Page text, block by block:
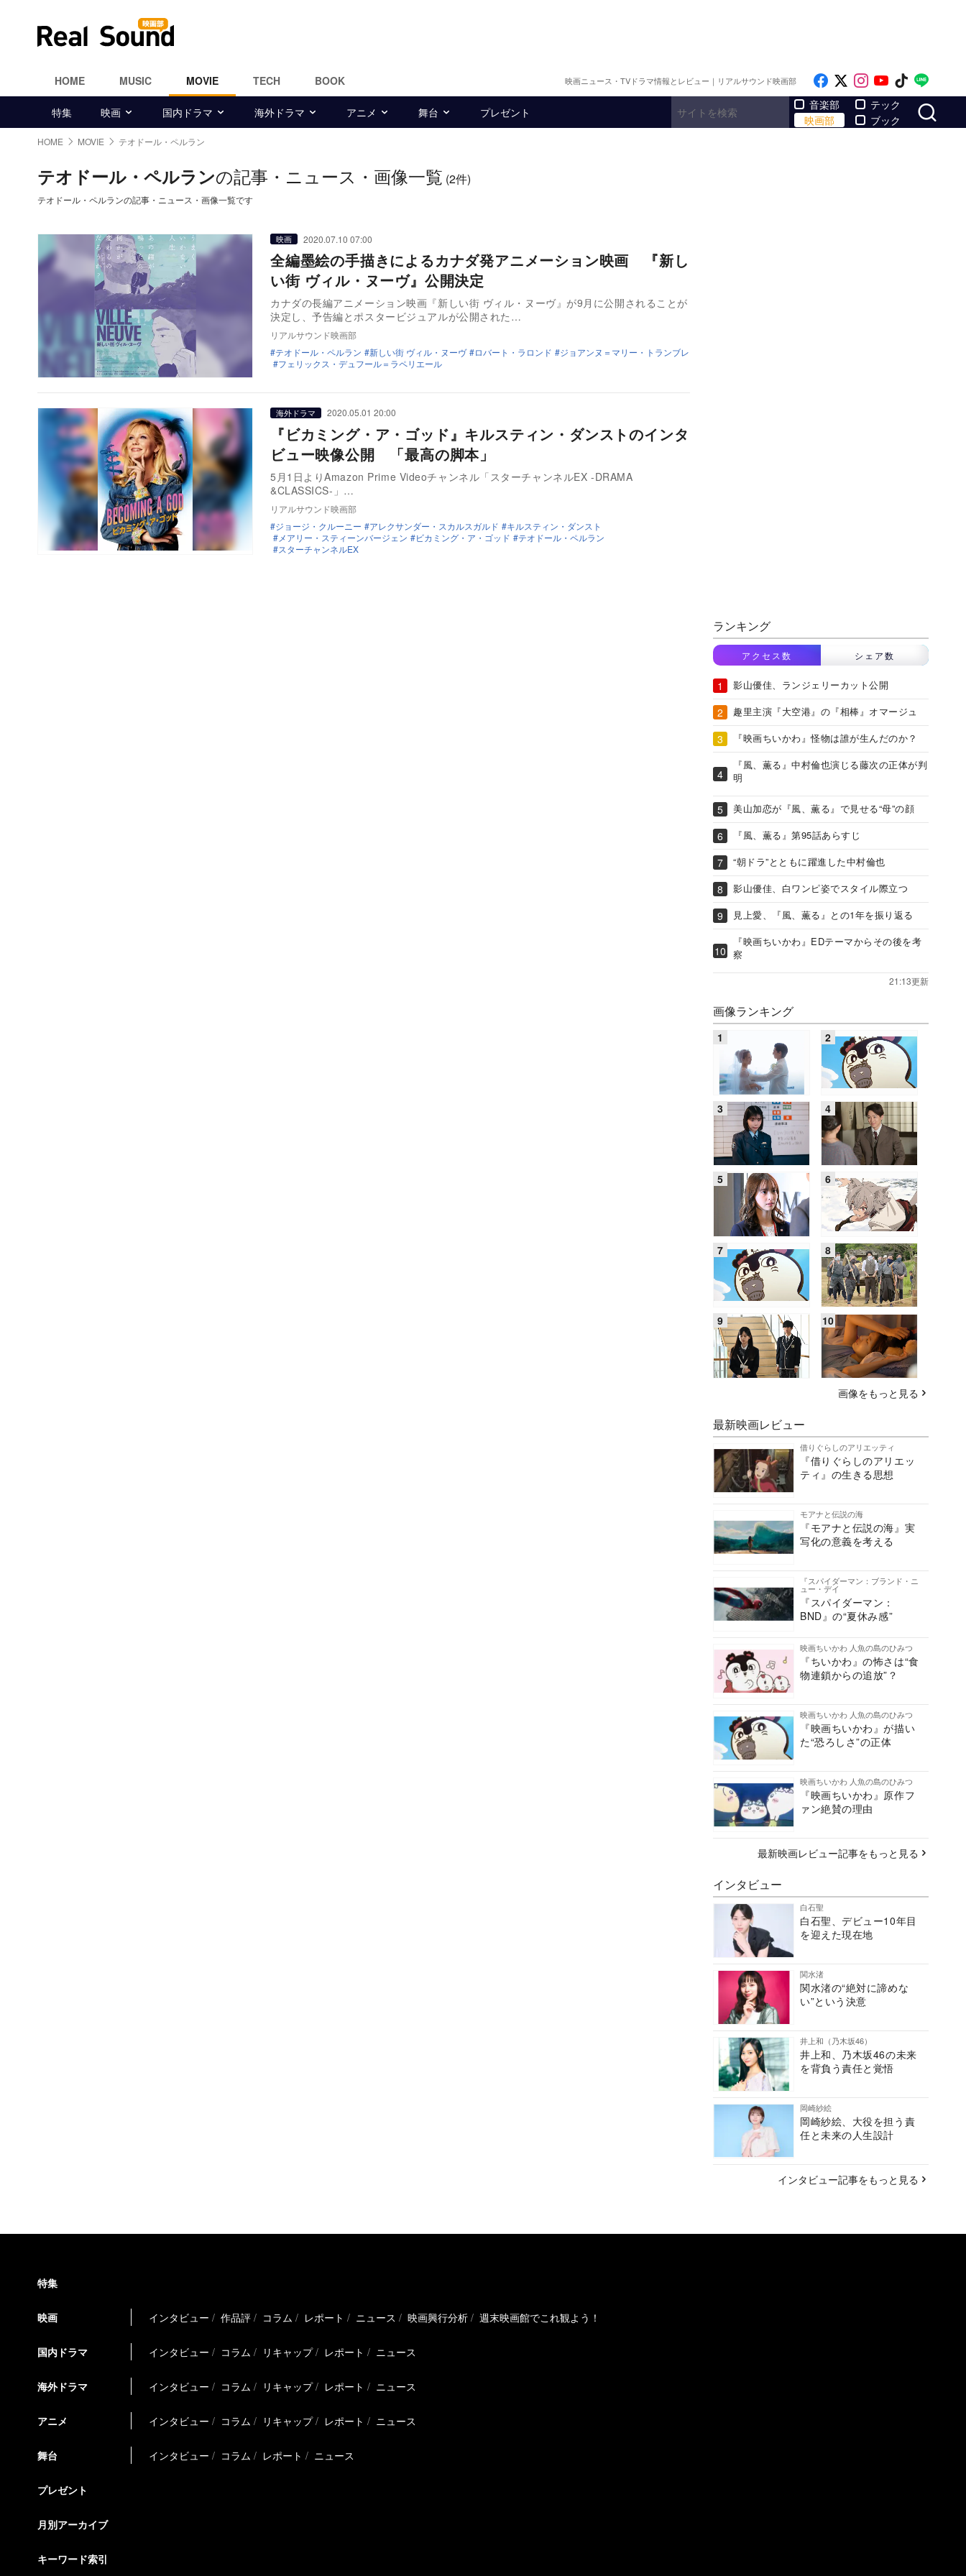
HOME MUSIC MOVIE TECH BOOK 映画ニュース・TVドラマ情報とレビュー｜リアルサウンド映画部 Like on Facebook
Follow on x
Follow on
Follow on
Follow
特集 映画 国内ドラマ 海外ドラマ アニメ 舞台 プレゼント
音楽部
映画部
テック
ブック
HOME MOVIE テオドール・ペルラン
テオドール・ペルランの記事・ニュース・画像一覧 (2件)
テオドール・ペルランの記事・ニュース・画像一覧です
映画 2020.07.10 07:00
全編墨絵の手描きによるカナダ発アニメーション映画 『新し
い街 ヴィル・ヌーヴ』公開決定
カナダの長編アニメーション映画『新しい街 ヴィル・ヌーヴ』が9月に公開されることが
決定し、予告編とポスタービジュアルが公開された…
リアルサウンド映画部
テオドール・ペルラン
新しい街 ヴィル・ヌーヴ ロバート・ラロンド
ジョアンヌ＝マリー・トランブレ
フェリックス・デュフール＝ラペリエール
海外ドラマ 2020.05.01 20:00
『ビカミング・ア・ゴッド』キルスティン・ダンストのインタ
ビュー映像公開 「最高の脚本」
5月1日よりAmazon Prime Videoチャンネル‎「スターチャンネルEX -DRAMA
&CLASSICS-」…
リアルサウンド映画部
ジョージ・クルーニー
アレクサンダー・スカルスガルド
キルスティン・ダンスト
メアリー・スティーンバージェン
ビカミング・ア・ゴッド
テオドール・ペルラン
スターチャンネルEX
ランキング
アクセス数 シェア数
影山優佳、ランジェリーカット公開
趣里主演『大空港』の『相棒』オマージュ
『映画ちいかわ』怪物は誰が生んだのか？
『風、薫る』中村倫也演じる藤次の正体が判
明
美山加恋が『風、薫る』で見せる“母”の顔
『風、薫る』第95話あらすじ
“朝ドラ”とともに躍進した中村倫也
影山優佳、白ワンピ姿でスタイル際立つ
見上愛、『風、薫る』との1年を振り返る
『映画ちいかわ』EDテーマからその後を考
察
21:13更新
画像ランキング
画像をもっと見る
最新映画レビュー
借りぐらしのアリエッティ
『借りぐらしのアリエッ
ティ』の生きる思想
モアナと伝説の海
『モアナと伝説の海』実
写化の意義を考える
『スパイダーマン：ブランド・ニ
ュー・デイ
『スパイダーマン：
BND』の“夏休み感”
映画ちいかわ 人魚の島のひみつ
『ちいかわ』の怖さは“食
物連鎖からの追放”？
映画ちいかわ 人魚の島のひみつ
『映画ちいかわ』が描い
た“恐ろしさ”の正体
映画ちいかわ 人魚の島のひみつ
『映画ちいかわ』原作フ
ァン絶賛の理由
最新映画レビュー記事をもっと見る
インタビュー
白石聖
白石聖、デビュー10年目
を迎えた現在地
関水渚
関水渚の“絶対に諦めな
い”という決意
井上和（乃木坂46）
井上和、乃木坂46の未来
を背負う責任と覚悟
岡崎紗絵
岡崎紗絵、大役を担う責
任と未来の人生設計
インタビュー記事をもっと見る
特集
映画 インタビュー 作品評 コラム レポート ニュース 映画興行分析 週末映画館でこれ観よう！
国内ドラマ インタビュー コラム リキャップ レポート ニュース
海外ドラマ インタビュー コラム リキャップ レポート ニュース
アニメ インタビュー コラム リキャップ レポート ニュース
舞台 インタビュー コラム レポート ニュース
プレゼント
月別アーカイブ
キーワード索引